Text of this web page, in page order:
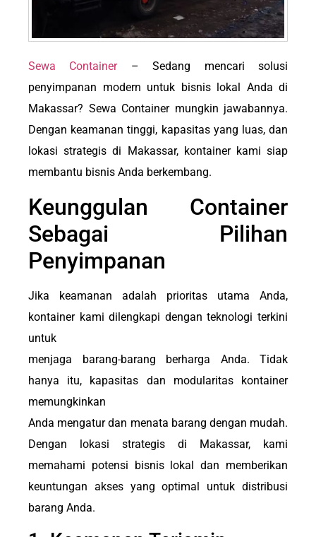
Sewa Container– Sedang mencari solusi
penyimpanan modern untuk bisnis lokal Anda di
Makassar? Sewa Container mungkin jawabannya.
Dengan keamanan tinggi, kapasitas yang luas, dan
lokasi strategis di Makassar, kontainer kami siap
membantu bisnis Anda berkembang.
Keunggulan Container
Sebagai Pilihan
Penyimpanan
Jika keamanan adalah prioritas utama Anda,
kontainer kami dilengkapi dengan teknologi terkini
untuk
menjaga barang-barang berharga Anda. Tidak
hanya itu, kapasitas dan modularitas kontainer
memungkinkan
Anda mengatur dan menata barang dengan mudah.
Dengan lokasi strategis di Makassar, kami
memahami potensi bisnis lokal dan memberikan
keuntungan akses yang optimal untuk distribusi
barang Anda.